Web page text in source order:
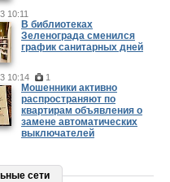
10:11
В библиотеках
Зеленограда сменился
график санитарных дней
10:14 1
Мошенники активно
распространяют по
квартирам объявления о
замене автоматических
выключателей
сети